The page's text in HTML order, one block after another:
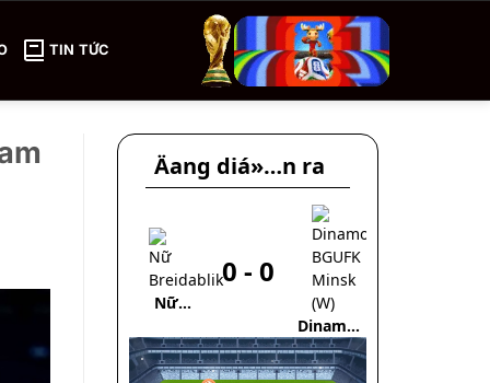
TIN TỨC
Äang diá»…n ra
Nữ
0 - 0
Dinamo-
BGUFK
Minsk